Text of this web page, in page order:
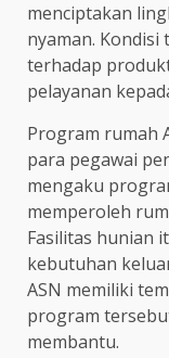
menciptakan
nyaman.
terhadap
pelayanan
Program rumah
para pegawai
mengaku
memperoleh
Fasilitas hunian
kebutuhan
ASN memiliki
program
membantu.